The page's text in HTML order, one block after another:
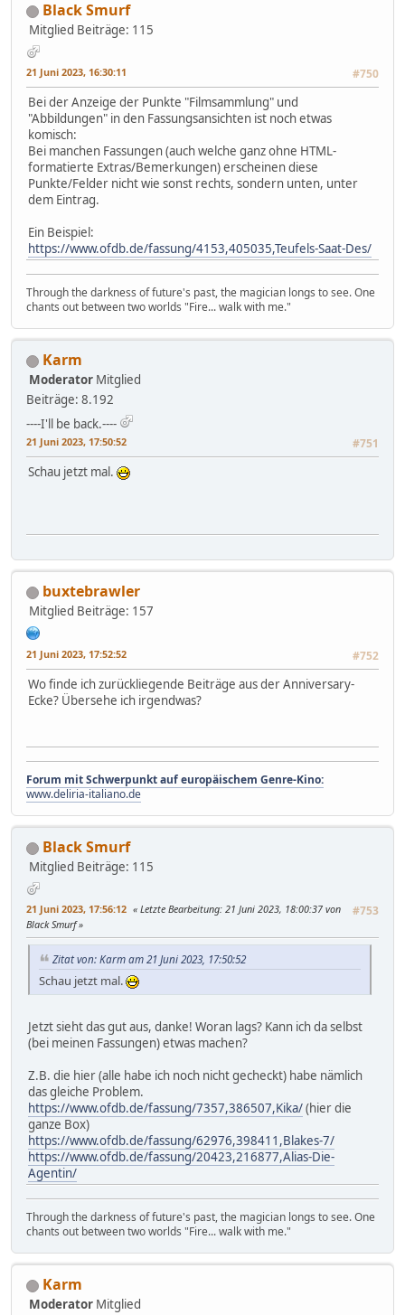
Black Smurf
Mitglied Beiträge: 115
21 Juni 2023, 16:30:11 #750
Bei der Anzeige der Punkte "Filmsammlung" und
"Abbildungen" in den Fassungsansichten ist noch etwas
komisch:
Bei manchen Fassungen (auch welche ganz ohne HTML-
formatierte Extras/Bemerkungen) erscheinen diese
Punkte/Felder nicht wie sonst rechts, sondern unten, unter
dem Eintrag.
Ein Beispiel:
https://www.ofdb.de/fassung/4153,405035,Teufels-Saat-Des/
Through the darkness of future's past, the magician longs to see. One
chants out between two worlds "Fire... walk with me."
Karm
Moderator Mitglied
Beiträge: 8.192
----I'll be back.----
21 Juni 2023, 17:50:52 #751
Schau jetzt mal.
buxtebrawler
Mitglied Beiträge: 157
21 Juni 2023, 17:52:52 #752
Wo finde ich zurückliegende Beiträge aus der Anniversary-
Ecke? Übersehe ich irgendwas?
Forum mit Schwerpunkt auf europäischem Genre-Kino:
www.deliria-italiano.de
Black Smurf
Mitglied Beiträge: 115
21 Juni 2023, 17:56:12 #753
Letzte Bearbeitung: 21 Juni 2023, 18:00:37 von
Black Smurf
Zitat von: Karm am 21 Juni 2023, 17:50:52
Schau jetzt mal.
Jetzt sieht das gut aus, danke! Woran lags? Kann ich da selbst
(bei meinen Fassungen) etwas machen?
Z.B. die hier (alle habe ich noch nicht gecheckt) habe nämlich
das gleiche Problem.
https://www.ofdb.de/fassung/7357,386507,Kika/(hier die
ganze Box)
https://www.ofdb.de/fassung/62976,398411,Blakes-7/
https://www.ofdb.de/fassung/20423,216877,Alias-Die-
Agentin/
Through the darkness of future's past, the magician longs to see. One
chants out between two worlds "Fire... walk with me."
Karm
Moderator Mitglied